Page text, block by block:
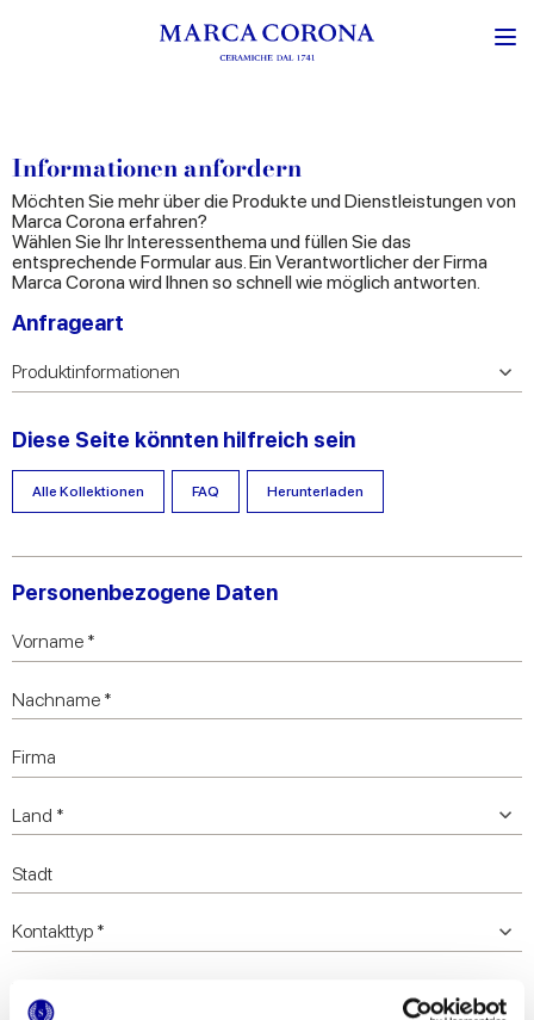
Informationen anfordern
Möchten Sie mehr über die Produkte und Dienstleistungen von
Marca Corona erfahren?
Wählen Sie Ihr Interessenthema und füllen Sie das
entsprechende Formular aus. Ein Verantwortlicher der Firma
Marca Corona wird Ihnen so schnell wie möglich antworten.
Anfrageart
Diese Seite könnten hilfreich sein
Alle Kollektionen FAQ Herunterladen
Personenbezogene Daten